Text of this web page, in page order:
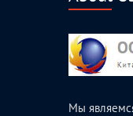
Мы